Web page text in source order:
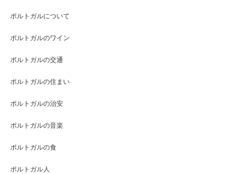
ポルトガルについて
ポルトガルのワイン
ポルトガルの交通
ポルトガルの住まい
ポルトガルの治安
ポルトガルの音楽
ポルトガルの食
ポルトガル人